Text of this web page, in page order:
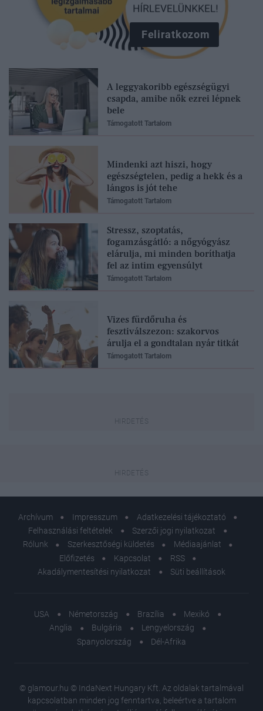
Feliratkozom
A leggyakoribb egészségügyi
csapda, amibe nők ezrei lépnek
bele
Támogatott Tartalom
Mindenki azt hiszi, hogy
egészségtelen, pedig a hekk és a
lángos is jót tehe
Támogatott Tartalom
Stressz, szoptatás,
fogamzásgátló: a nőgyógyász
elárulja, mi minden boríthatja
fel az intim egyensúlyt
Támogatott Tartalom
Vizes fürdőruha és
fesztiválszezon: szakorvos
árulja el a gondtalan nyár titkát
Támogatott Tartalom
Archívum Impresszum
Adatkezelési tájékoztató
Felhasználási feltételek
Szerzői jogi nyilatkozat
Rólunk
Szerkesztőségi küldetés
Médiaajánlat
Előfizetés
Kapcsolat
RSS
Akadálymentesítési nyilatkozat
Süti beállítások
USA Németország Brazília
Mexikó
Anglia
Bulgária
Lengyelország
Spanyolország
Dél-Afrika
© glamour.hu © IndaNext Hungary Kft. Az oldalak tartalmával
kapcsolatban minden jog fenntartva, beleértve a tartalom